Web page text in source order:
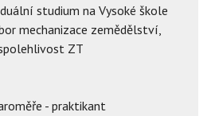
studium na Vysoké škole
mechanizace zemědělství,
ZT
- praktikant